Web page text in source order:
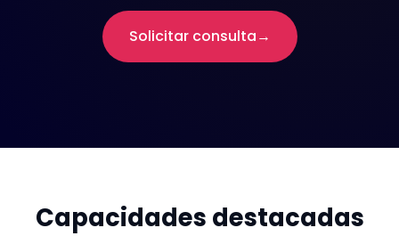
Solicitar consulta
Capacidades destacadas